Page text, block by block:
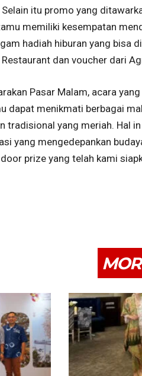
itu promo yang
memiliki kesempatan
hadiah hiburan yang bisa
dan voucher dari
Pasar Malam, acara
dapat menikmati berbagai
tradisional yang meriah. Hal
yang mengedepankan
prize yang telah kami